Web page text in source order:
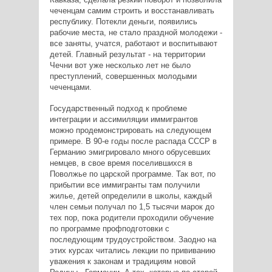
чеченцам самим строить и восстанавливать
республику. Потекли деньги, появились
рабочие места, не стало праздной молодежи -
все заняты, учатся, работают и воспитывают
детей. Главный результат - на территории
Чечни вот уже несколько лет не было
преступлений, совершенных молодыми
чеченцами.
Государственный подход к проблеме
интеграции и ассимиляции иммигрантов
можно продемонстрировать на следующем
примере. В 90-е годы после распада СССР в
Германию эмигрировало много обрусевших
немцев, в свое время поселившихся в
Поволжье по царской программе. Так вот, по
прибытии все иммигранты там получили
жилье, детей определили в школы, каждый
член семьи получал по 1,5 тысячи марок до
тех пор, пока родители проходили обучение
по программе профподготовки с
последующим трудоустройством. Заодно на
этих курсах читались лекции по прививанию
уважения к законам и традициям новой